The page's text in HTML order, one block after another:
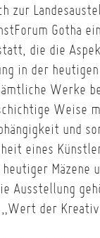
zur
Gotha
die die
in der
Werke
Weise
und
eines
Mäzene
Ausstellung
der